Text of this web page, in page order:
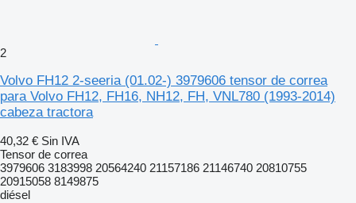
2
Volvo FH12 2-seeria (01.02-) 3979606 tensor de correa
para Volvo FH12, FH16, NH12, FH, VNL780 (1993-2014)
cabeza tractora
40,32 € Sin IVA
Tensor de correa
3979606 3183998 20564240 21157186 21146740 20810755
20915058 8149875
diésel